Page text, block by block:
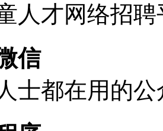
人才网络招聘
信
士都在用的公